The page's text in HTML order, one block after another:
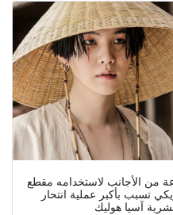
من الأجانب لاستخدامه مقطع
تسبب بأكبر عملية انتحار
آسيا هوليك